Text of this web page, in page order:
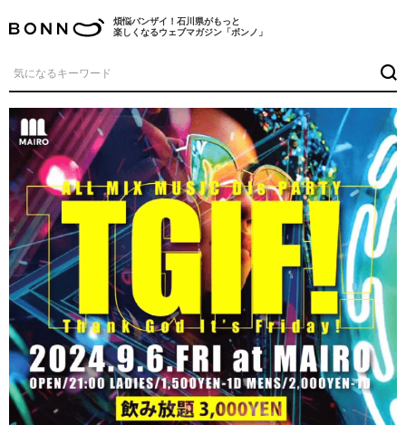
煩悩バンザイ！石川県がもっと
楽しくなるウェブマガジン「ボンノ」